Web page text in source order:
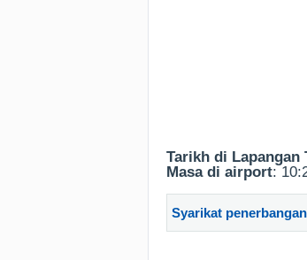
Tarikh di Lapangan
Masa di airport:
Syarikat penerbangan